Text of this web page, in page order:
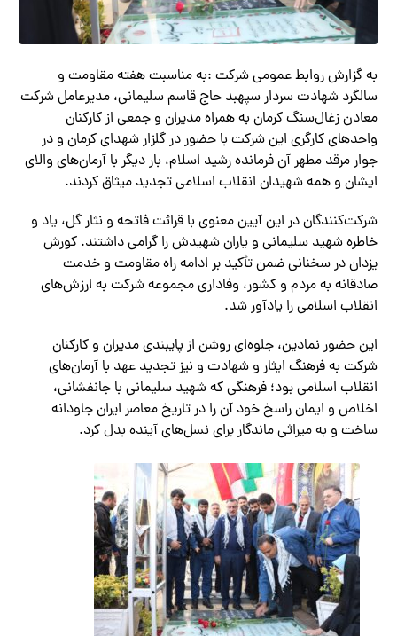
به گزارش روابط عمومی شرکت :به مناسبت هفته مقاومت و
سالگرد شهادت سردار سپهبد حاج قاسم سلیمانی، مدیرعامل شرکت
معادن زغال‌سنگ کرمان به همراه مدیران و جمعی از کارکنان
واحدهای کارگری این شرکت با حضور در گلزار شهدای کرمان و در
جوار مرقد مطهر آن فرمانده رشید اسلام، بار دیگر با آرمان‌های والای
ایشان و همه شهیدان انقلاب اسلامی تجدید میثاق کردند.
شرکت‌کنندگان در این آیین معنوی با قرائت فاتحه و نثار گل، یاد و
خاطره شهید سلیمانی و یاران شهیدش را گرامی داشتند. کورش
یزدان در سخنانی ضمن تأکید بر ادامه راه مقاومت و خدمت
صادقانه به مردم و کشور، وفاداری مجموعه شرکت به ارزش‌های
انقلاب اسلامی را یادآور شد.
این حضور نمادین، جلوه‌ای روشن از پایبندی مدیران و کارکنان
شرکت به فرهنگ ایثار و شهادت و نیز تجدید عهد با آرمان‌های
انقلاب اسلامی بود؛ فرهنگی که شهید سلیمانی با جانفشانی،
اخلاص و ایمان راسخ خود آن را در تاریخ معاصر ایران جاودانه
ساخت و به میراثی ماندگار برای نسل‌های آینده بدل کرد.